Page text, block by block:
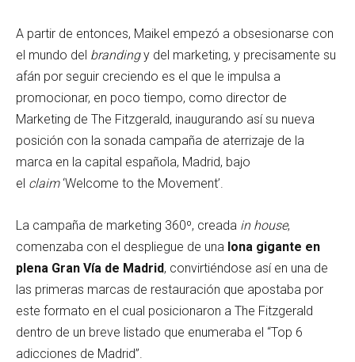
A partir de entonces, Maikel empezó a obsesionarse con
el mundo del brandingy del marketing, y precisamente su
afán por seguir creciendo es el que le impulsa a
promocionar, en poco tiempo, como director de
Marketing de The Fitzgerald, inaugurando así su nueva
posición con la sonada campaña de aterrizaje de la
marca en la capital española, Madrid, bajo
el claim‘Welcome to the Movement’.
La campaña de marketing 360º, creada in house,
comenzaba con el despliegue de una lona gigante en
plena Gran Vía de Madrid, convirtiéndose así en una de
las primeras marcas de restauración que apostaba por
este formato en el cual posicionaron a The Fitzgerald
dentro de un breve listado que enumeraba el “Top 6
adicciones de Madrid”.